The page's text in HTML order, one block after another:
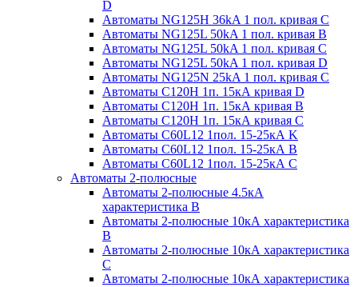
D
Автоматы NG125H 36kA 1 пол. кривая C
Автоматы NG125L 50kA 1 пол. кривая B
Автоматы NG125L 50kA 1 пол. кривая C
Автоматы NG125L 50kA 1 пол. кривая D
Автоматы NG125N 25kA 1 пол. кривая C
Автоматы С120H 1п. 15кА кривая D
Автоматы С120H 1п. 15кА кривая В
Автоматы С120H 1п. 15кА кривая С
Автоматы С60L12 1пол. 15-25кА K
Автоматы С60L12 1пол. 15-25кА В
Автоматы С60L12 1пол. 15-25кА С
Автоматы 2-полюсные
Автоматы 2-полюсные 4.5кА
характеристика В
Автоматы 2-полюсные 10кА характеристика
B
Автоматы 2-полюсные 10кА характеристика
C
Автоматы 2-полюсные 10кА характеристика